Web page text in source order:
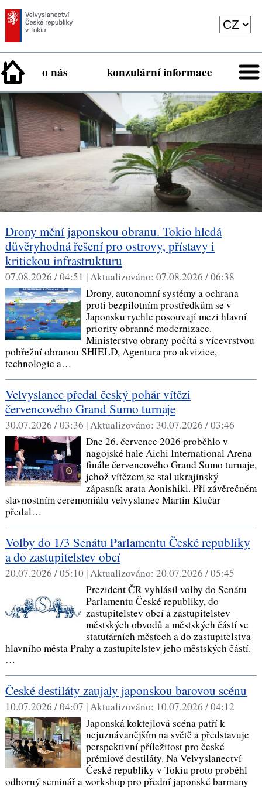
o nás konzulární informace
Drony mění japonskou obranu. Tokio hledá
důvěryhodná řešení pro ostrovy, přístavy i
kritickou infrastrukturu
07.08.2026 / 04:51 |Aktualizováno: 07.08.2026 / 06:38
Drony, autonomní systémy a ochrana
proti bezpilotním prostředkům se v
Japonsku rychle posouvají mezi hlavní
priority obranné modernizace.
Ministerstvo obrany počítá s vícevrstvou
pobřežní obranou SHIELD, Agentura pro akvizice,
technologie a…
Velvyslanec předal český pohár vítězi
červencového Grand Sumo turnaje
30.07.2026 / 03:36 |Aktualizováno: 30.07.2026 / 03:46
Dne 26. července 2026 proběhlo v
nagojské hale Aichi International Arena
finále červencového Grand Sumo turnaje,
jehož vítězem se stal ukrajinský
zápasník arata Aonishiki. Při závěrečném
slavnostním ceremoniálu velvyslanec Martin Klučar
předal…
Volby do 1/3 Senátu Parlamentu České republiky
a do zastupitelstev obcí
20.07.2026 / 05:10 |Aktualizováno: 20.07.2026 / 05:45
Prezident ČR vyhlásil volby do Senátu
Parlamentu České republiky, do
zastupitelstev obcí a zastupitelstev
městských obvodů a městských částí ve
statutárních městech a do zastupitelstva
hlavního města Prahy a zastupitelstev jeho městských částí.
…
České destiláty zaujaly japonskou barovou scénu
10.07.2026 / 04:07 |Aktualizováno: 10.07.2026 / 04:12
Japonská koktejlová scéna patří k
nejuznávanějším na světě a představuje
perspektivní příležitost pro české
prémiové destiláty. Na Velvyslanectví
České republiky v Tokiu proto proběhl
odborný seminář a workshop pro přední japonské barmany